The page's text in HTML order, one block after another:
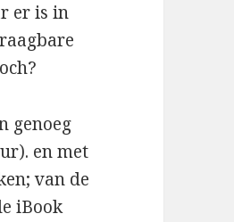
er is in
genoeg
en met
van de
iBook